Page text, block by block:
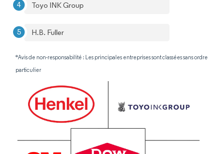
Toyo INK Group
H.B. Fuller
*Avis de non-responsabilité : Les principales entreprises sont classées sans ordre
particulier